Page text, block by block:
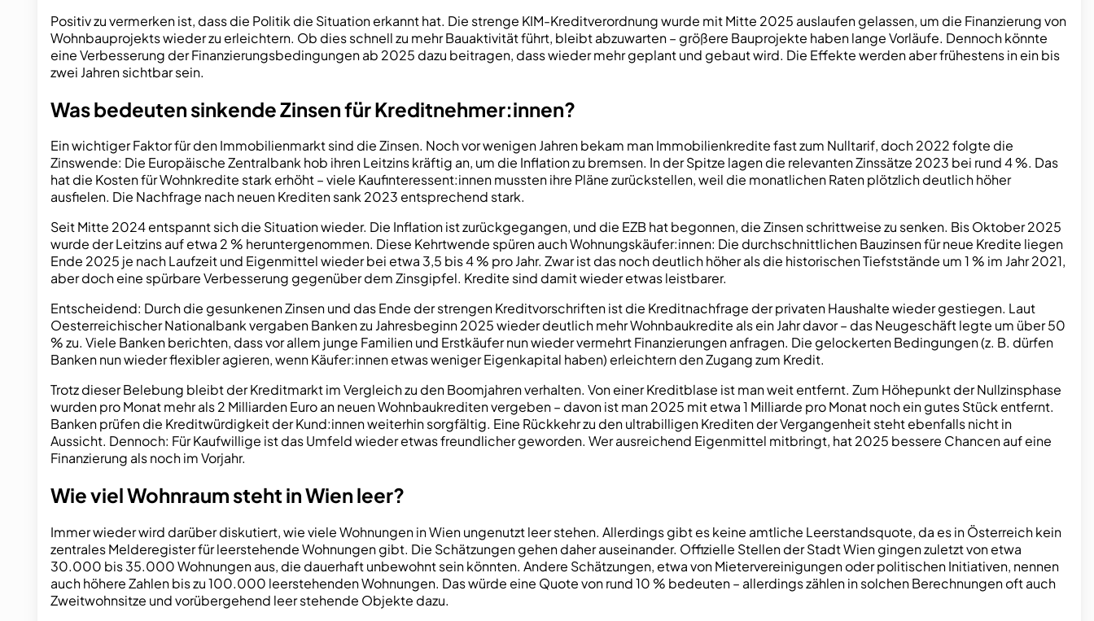
Positiv zu vermerken ist, dass die Politik die Situation erkannt hat. Die strenge KIM-Kreditverordnung wurde mit Mitte 2025 auslaufen gelassen, um die Finanzierung von
Wohnbauprojekts wieder zu erleichtern. Ob dies schnell zu mehr Bauaktivität führt, bleibt abzuwarten – größere Bauprojekte haben lange Vorläufe. Dennoch könnte
eine Verbesserung der Finanzierungsbedingungen ab 2025 dazu beitragen, dass wieder mehr geplant und gebaut wird. Die Effekte werden aber frühestens in ein bis
zwei Jahren sichtbar sein.
Was bedeuten sinkende Zinsen für Kreditnehmer:innen?
Ein wichtiger Faktor für den Immobilienmarkt sind die Zinsen. Noch vor wenigen Jahren bekam man Immobilienkredite fast zum Nulltarif, doch 2022 folgte die
Zinswende: Die Europäische Zentralbank hob ihren Leitzins kräftig an, um die Inflation zu bremsen. In der Spitze lagen die relevanten Zinssätze 2023 bei rund 4 %. Das
hat die Kosten für Wohnkredite stark erhöht – viele Kaufinteressent:innen mussten ihre Pläne zurückstellen, weil die monatlichen Raten plötzlich deutlich höher
ausfielen. Die Nachfrage nach neuen Krediten sank 2023 entsprechend stark.
Seit Mitte 2024 entspannt sich die Situation wieder. Die Inflation ist zurückgegangen, und die EZB hat begonnen, die Zinsen schrittweise zu senken. Bis Oktober 2025
wurde der Leitzins auf etwa 2 % heruntergenommen. Diese Kehrtwende spüren auch Wohnungskäufer:innen: Die durchschnittlichen Bauzinsen für neue Kredite liegen
Ende 2025 je nach Laufzeit und Eigenmittel wieder bei etwa 3,5 bis 4 % pro Jahr. Zwar ist das noch deutlich höher als die historischen Tiefststände um 1 % im Jahr 2021,
aber doch eine spürbare Verbesserung gegenüber dem Zinsgipfel. Kredite sind damit wieder etwas leistbarer.
Entscheidend: Durch die gesunkenen Zinsen und das Ende der strengen Kreditvorschriften ist die Kreditnachfrage der privaten Haushalte wieder gestiegen. Laut
Oesterreichischer Nationalbank vergaben Banken zu Jahresbeginn 2025 wieder deutlich mehr Wohnbaukredite als ein Jahr davor – das Neugeschäft legte um über 50
% zu. Viele Banken berichten, dass vor allem junge Familien und Erstkäufer nun wieder vermehrt Finanzierungen anfragen. Die gelockerten Bedingungen (z. B. dürfen
Banken nun wieder flexibler agieren, wenn Käufer:innen etwas weniger Eigenkapital haben) erleichtern den Zugang zum Kredit.
Trotz dieser Belebung bleibt der Kreditmarkt im Vergleich zu den Boomjahren verhalten. Von einer Kreditblase ist man weit entfernt. Zum Höhepunkt der Nullzinsphase
wurden pro Monat mehr als 2 Milliarden Euro an neuen Wohnbaukrediten vergeben – davon ist man 2025 mit etwa 1 Milliarde pro Monat noch ein gutes Stück entfernt.
Banken prüfen die Kreditwürdigkeit der Kund:innen weiterhin sorgfältig. Eine Rückkehr zu den ultrabilligen Krediten der Vergangenheit steht ebenfalls nicht in
Aussicht. Dennoch: Für Kaufwillige ist das Umfeld wieder etwas freundlicher geworden. Wer ausreichend Eigenmittel mitbringt, hat 2025 bessere Chancen auf eine
Finanzierung als noch im Vorjahr.
Wie viel Wohnraum steht in Wien leer?
Immer wieder wird darüber diskutiert, wie viele Wohnungen in Wien ungenutzt leer stehen. Allerdings gibt es keine amtliche Leerstandsquote, da es in Österreich kein
zentrales Melderegister für leerstehende Wohnungen gibt. Die Schätzungen gehen daher auseinander. Offizielle Stellen der Stadt Wien gingen zuletzt von etwa
30.000 bis 35.000 Wohnungen aus, die dauerhaft unbewohnt sein könnten. Andere Schätzungen, etwa von Mietervereinigungen oder politischen Initiativen, nennen
auch höhere Zahlen bis zu 100.000 leerstehenden Wohnungen. Das würde eine Quote von rund 10 % bedeuten – allerdings zählen in solchen Berechnungen oft auch
Zweitwohnsitze und vorübergehend leer stehende Objekte dazu.